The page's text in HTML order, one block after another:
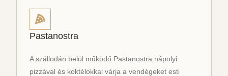
Pastanostra
A szállodán belül működő Pastanostra nápolyi
pizzával és koktélokkal várja a vendégeket esti